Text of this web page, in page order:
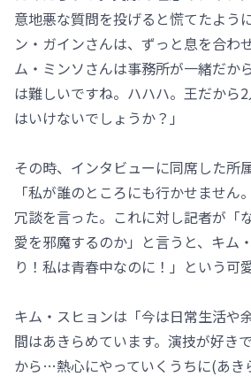
意地悪な質問を投げると慌てたよう
ン・ガインさんは、ずっと息を合
ム・ミンソさんは事務所が一緒だ
は難しいですね。ハハハ。王だから
はいけないでしょうか？」
その時、インタビューに同席した所
「私が誰のところにも行かせません
冗談を言った。これに対し記者が「
愛を邪魔するのか」と言うと、キム
り！私は青春中なのに！」という可
キム・スヒョンは「今は日常生活
間はあきらめています。演技が好き
から…熱心にやっていくうちに(あき